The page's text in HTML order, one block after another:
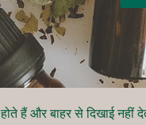
हैं और बाहर से दिखाई नहीं